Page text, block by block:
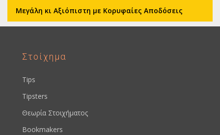
Μεγάλη κι Αξιόπιστη με Κορυφαίες Αποδόσεις
Στοίχημα
Tips
Tipsters
Θεωρία Στοιχήματος
Bookmakers